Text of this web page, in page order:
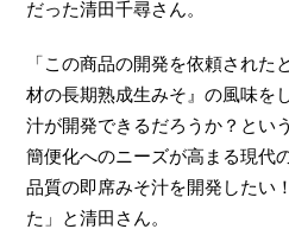
だった清田千尋さん。
「この商品の開発を依頼された
材の長期熟成生みそ』の風味を
汁が開発できるだろうか？とい
簡便化へのニーズが高まる現代
品質の即席みそ汁を開発したい
た」と清田さん。